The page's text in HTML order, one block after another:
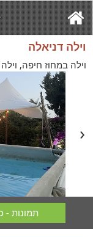
וילה דניאלה
וילה במחוז חיפה,
תמונות -